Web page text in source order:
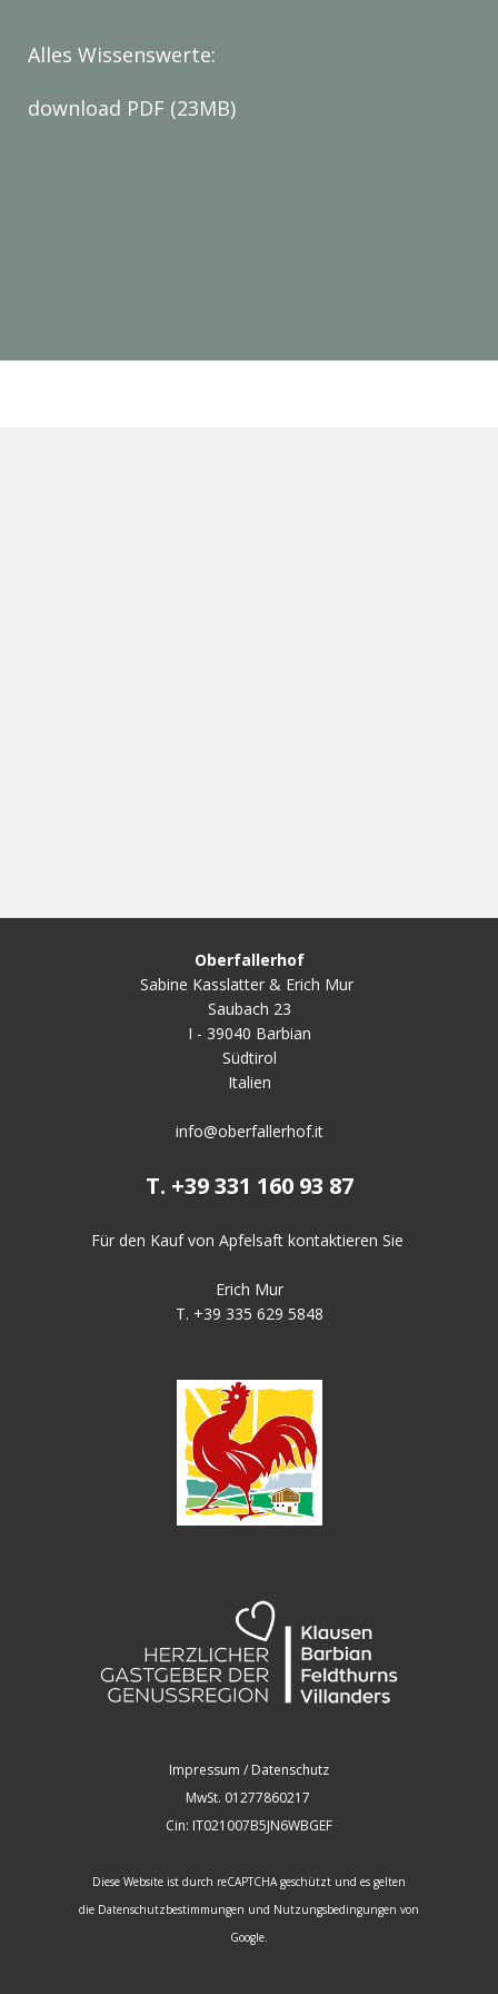
Alles Wissenswerte:
download PDF (23MB)
Oberfallerhof
Sabine Kasslatter & Erich Mur
Saubach 23
I - 39040 Barbian
Südtirol
Italien
info@oberfallerhof.it
T. +39 331 160 93 87
Für den Kauf von Apfelsaft kontaktieren Sie
Erich Mur
T. +39 335 629 5848
Impressum / Datenschutz
MwSt. 01277860217
Cin: IT021007B5JN6WBGEF
Diese Website ist durch reCAPTCHA geschützt und es gelten
die Datenschutzbestimmungen und Nutzungsbedingungen von
Google.